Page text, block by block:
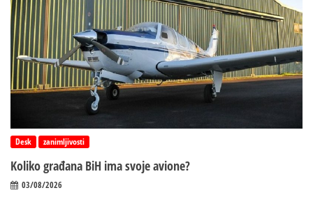
Desk zanimljivosti
Koliko građana BiH ima svoje avione?
03/08/2026